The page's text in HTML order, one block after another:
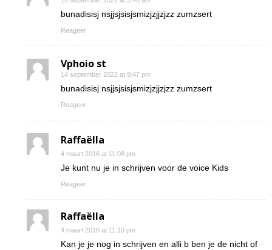
bunadisisj nsjjsjsisjsmizjzjjzjzz zumzsert
Reageer
Vphoio st
14 september 2022 at 9:47 pm
bunadisisj nsjjsjsisjsmizjzjjzjzz zumzsert
Reageer
Raffaëlla
4 maart 2016 at 11:08 pm
Je kunt nu je in schrijven voor de voice Kids
Reageer
Raffaëlla
4 maart 2016 at 11:10 pm
Kan je je nog in schrijven en alli b ben je de nicht of